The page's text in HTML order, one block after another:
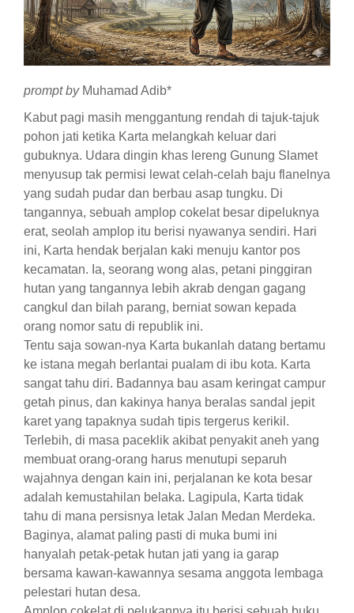
prompt byMuhamad Adib*
Kabut pagi masih menggantung rendah di tajuk-tajuk
pohon jati ketika Karta melangkah keluar dari
gubuknya. Udara dingin khas lereng Gunung Slamet
menyusup tak permisi lewat celah-celah baju flanelnya
yang sudah pudar dan berbau asap tungku. Di
tangannya, sebuah amplop cokelat besar dipeluknya
erat, seolah amplop itu berisi nyawanya sendiri. Hari
ini, Karta hendak berjalan kaki menuju kantor pos
kecamatan. Ia, seorang wong alas, petani pinggiran
hutan yang tangannya lebih akrab dengan gagang
cangkul dan bilah parang, berniat sowan kepada
orang nomor satu di republik ini.
​Tentu saja sowan-nya Karta bukanlah datang bertamu
ke istana megah berlantai pualam di ibu kota. Karta
sangat tahu diri. Badannya bau asam keringat campur
getah pinus, dan kakinya hanya beralas sandal jepit
karet yang tapaknya sudah tipis tergerus kerikil.
Terlebih, di masa paceklik akibat penyakit aneh yang
membuat orang-orang harus menutupi separuh
wajahnya dengan kain ini, perjalanan ke kota besar
adalah kemustahilan belaka. Lagipula, Karta tidak
tahu di mana persisnya letak Jalan Medan Merdeka.
Baginya, alamat paling pasti di muka bumi ini
hanyalah petak-petak hutan jati yang ia garap
bersama kawan-kawannya sesama anggota lembaga
pelestari hutan desa.